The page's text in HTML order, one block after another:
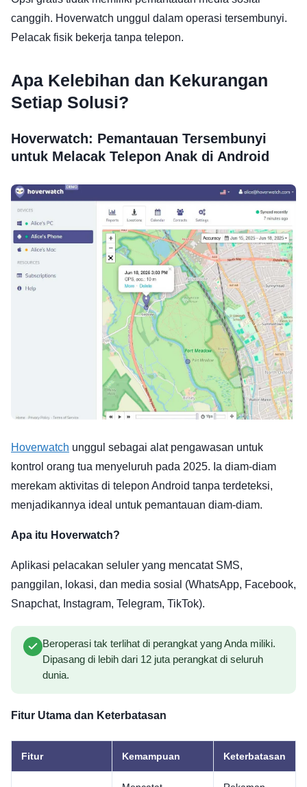
canggih. Hoverwatch unggul dalam operasi tersembunyi.
Pelacak fisik bekerja tanpa telepon.
Apa Kelebihan dan Kekurangan
Setiap Solusi?
Hoverwatch: Pemantauan Tersembunyi
untuk Melacak Telepon Anak di Android
Hoverwatch unggul sebagai alat pengawasan untuk
kontrol orang tua menyeluruh pada 2025. Ia diam-diam
merekam aktivitas di telepon Android tanpa terdeteksi,
menjadikannya ideal untuk pemantauan diam-diam.
Apa itu Hoverwatch?
Aplikasi pelacakan seluler yang mencatat SMS,
panggilan, lokasi, dan media sosial (WhatsApp, Facebook,
Snapchat, Instagram, Telegram, TikTok).
Beroperasi tak terlihat di perangkat yang Anda miliki.
Dipasang di lebih dari 12 juta perangkat di seluruh
dunia.
Fitur Utama dan Keterbatasan
Fitur Kemampuan Keterbatasan